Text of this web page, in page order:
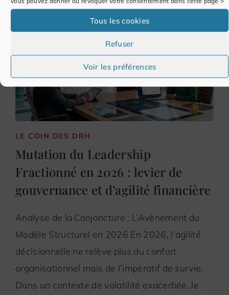
Tous les cookies
Refuser
Voir les préférences
LE COIN DES DRH
Mutation du Leadership
Fractionné en 2026 : levier de
gouvernance et d’agilité financière
Analyse de la Conjoncture : L’Avènement du
Modèle Structurel en 2026 En 2026, l’agilité
décisionnelle ne relève plus du confort
organisationnel mais de l’impératif de survie.
Dans un contexte de volatilité exacerbée, le